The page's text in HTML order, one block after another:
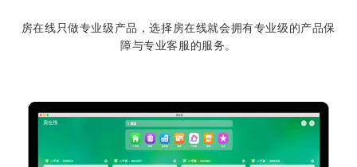
房在线只做专业级产品，选择房在线就会拥有专业级的产品保
障与专业客服的服务。